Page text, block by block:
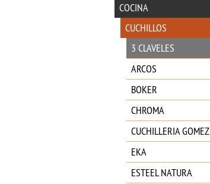
COCINA
CUCHILLOS
3 CLAVELES
ARCOS
BOKER
CHROMA
CUCHILLERIA GOMEZ
EKA
ESTEEL NATURA